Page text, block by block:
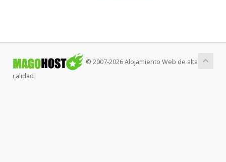
© 2007-2026 Alojamiento Web de alta
calidad